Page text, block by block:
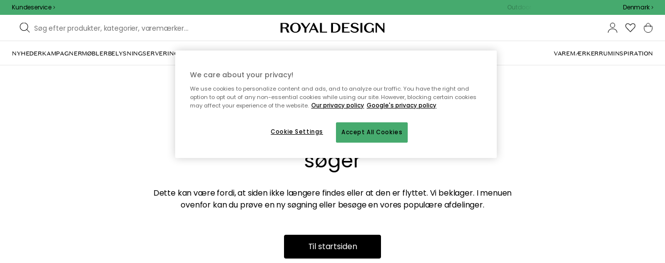
Kundeservice Outdoor Sale - 15% EXTRA rabat med kodeDenmark
NYHEDERKAMPAGNERMØBLERBELYSNINGSERVERING INDRETNINGTEKSTIL & TÆPPERKØKKENETOPBEVARINGHAVEMØBLER VAREMÆRKERRUMINSPIRATION
Vi fandt desværre ikke siden du
søger
Dette kan være fordi, at siden ikke længere findes eller at den er flyttet. Vi beklager. I menuen
ovenfor kan du prøve en ny søgning eller besøge en vores populære afdelinger.
Til startsiden
We care about your privacy!
We use cookies to personalize content and ads, and to analyze our traffic. You have the right and
option to opt out of any non-essential cookies while using our site. However, blocking certain cookies
may affect your experience of the website. Our privacy policy Google's privacy policy
Accept All Cookies
Cookie Settings